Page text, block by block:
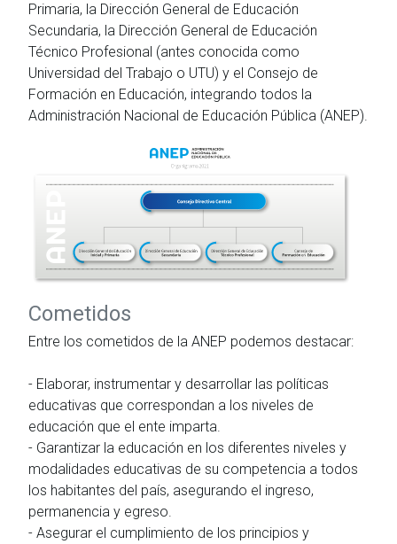
Primaria, la Dirección General de Educación
Secundaria, la Dirección General de Educación
Técnico Profesional (antes conocida como
Universidad del Trabajo o UTU) y el Consejo de
Formación en Educación, integrando todos la
Administración Nacional de Educación Pública (ANEP).
Cometidos
Entre los cometidos de la ANEP podemos destacar:
- Elaborar, instrumentar y desarrollar las políticas
educativas que correspondan a los niveles de
educación que el ente imparta.
- Garantizar la educación en los diferentes niveles y
modalidades educativas de su competencia a todos
los habitantes del país, asegurando el ingreso,
permanencia y egreso.
- Asegurar el cumplimiento de los principios y